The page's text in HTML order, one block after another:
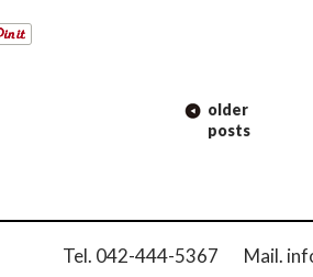
older
posts
Tel. 042-444-5367 Mail.